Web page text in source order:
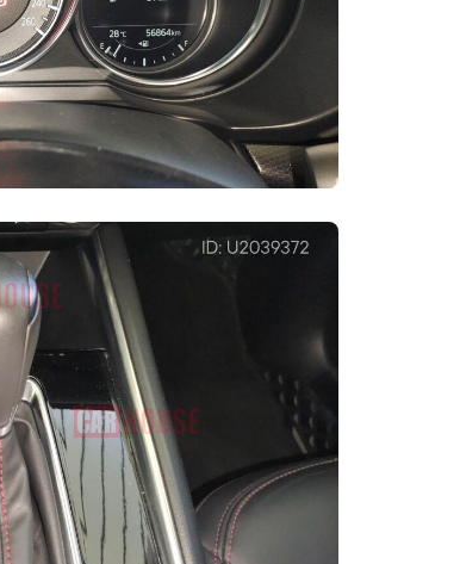
Тип задней
подвески
Многозвенная
независимая
Передние боковые подушки
безопасности
Устройство контроля давления в шинах
Система помощи при торможении
(EBA/BAS/BA и т.д.)